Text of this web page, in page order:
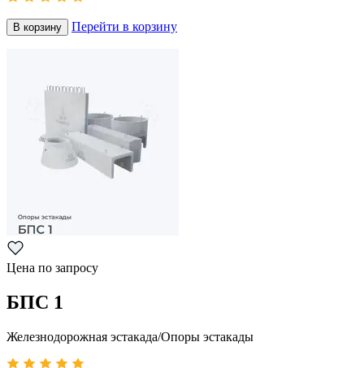
В корзину Перейти в корзину
Цена по запросу
БПС 1
Железнодорожная эстакада/Опоры эстакады